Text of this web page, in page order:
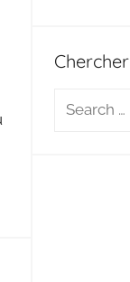
Chercher
Search